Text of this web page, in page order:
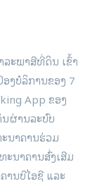
ະພາສີທີ່ດິນ ເຂົ້າ
ງບໍລິການຂອງ 7
App ຂອງ
ຜ່ານລະບົບ
ນາຄານຮ່ວມ
ນາຄານສົ່ງເສີມ
ານບີໄອຊີ ແລະ